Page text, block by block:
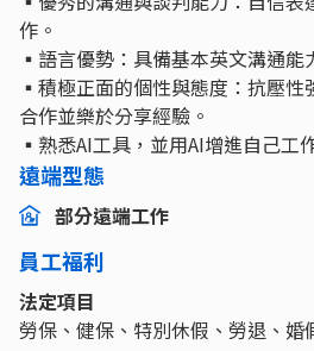
作。
▪語言優勢：具備基本英文溝通能
▪積極正面的個性與態度：抗壓性
合作並樂於分享經驗。
▪熟悉AI工具，並用AI增進自己工
遠端型態
部分遠端工作
員工福利
法定項目
勞保、健保、特別休假、勞退、婚